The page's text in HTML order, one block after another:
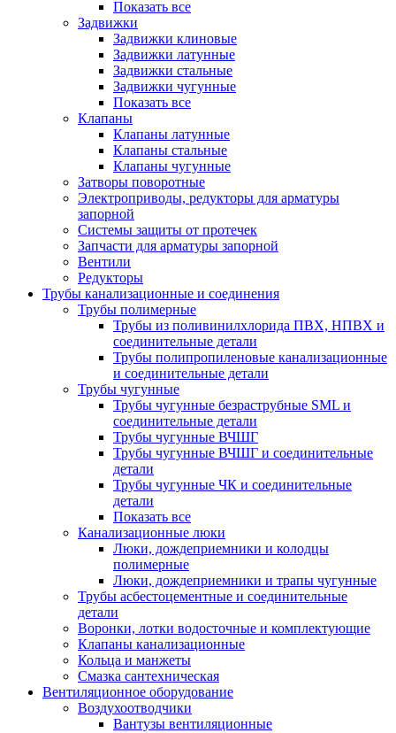
Показать все
Задвижки
Задвижки клиновые
Задвижки латунные
Задвижки стальные
Задвижки чугунные
Показать все
Клапаны
Клапаны латунные
Клапаны стальные
Клапаны чугунные
Затворы поворотные
Электроприводы, редукторы для арматуры
запорной
Системы защиты от протечек
Запчасти для арматуры запорной
Вентили
Редукторы
Трубы канализационные и соединения
Трубы полимерные
Трубы из поливинилхлорида ПВХ, НПВХ и
соединительные детали
Трубы полипропиленовые канализационные
и соединительные детали
Трубы чугунные
Трубы чугунные безраструбные SML и
соединительные детали
Трубы чугунные ВЧШГ
Трубы чугунные ВЧШГ и соединительные
детали
Трубы чугунные ЧК и соединительные
детали
Показать все
Канализационные люки
Люки, дождеприемники и колодцы
полимерные
Люки, дождеприемники и трапы чугунные
Трубы асбестоцементные и соединительные
детали
Воронки, лотки водосточные и комплектующие
Клапаны канализационные
Кольца и манжеты
Смазка сантехническая
Вентиляционное оборудование
Воздухоотводчики
Вантузы вентиляционные